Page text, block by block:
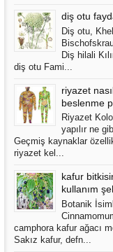
diş otu
Diş otu,
Diş hilali
diş otu Fami...
riyazet
beslenme
Riyazet
yapılır ne
Geçmiş kaynaklar
riyazet kel...
kafur
kullanım
Botanik
camphora kafur ağacı
Sakız kafur, defn...